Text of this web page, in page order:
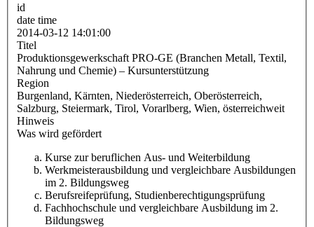
id
date time
2014-03-12 14:01:00
Titel
Produktionsgewerkschaft PRO-GE (Branchen Metall, Textil,
Nahrung und Chemie) – Kursunterstützung
Region
Burgenland, Kärnten, Niederösterreich, Oberösterreich,
Salzburg, Steiermark, Tirol, Vorarlberg, Wien, österreichweit
Hinweis
Was wird gefördert
Kurse zur beruflichen Aus- und Weiterbildung
Werkmeisterausbildung und vergleichbare Ausbildungen
im 2. Bildungsweg
Berufsreifeprüfung, Studienberechtigungsprüfung
Fachhochschule und vergleichbare Ausbildung im 2.
Bildungsweg